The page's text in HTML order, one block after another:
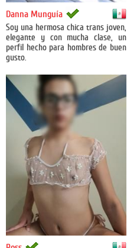
México
Danna Munguía
Soy una hermosa chica trans joven,
elegante y con mucha clase, un
perfil hecho para hombres de buen
gusto.